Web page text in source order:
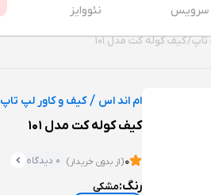
سرویس
نئووایز
تاپ/ کیف کوله کت مدل 101
ام اند اس / کیف و کاور لپ تاپ
کیف کوله کت مدل 101
0(از بدون خریدار) 0 دیدگاه
رنگ:مشکی